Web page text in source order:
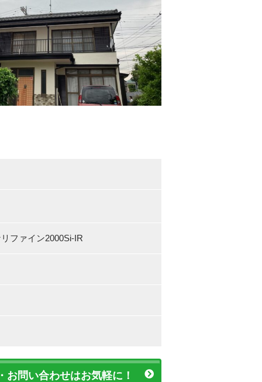
ファイン2000Si-IR
お問い合わせはお気軽に！